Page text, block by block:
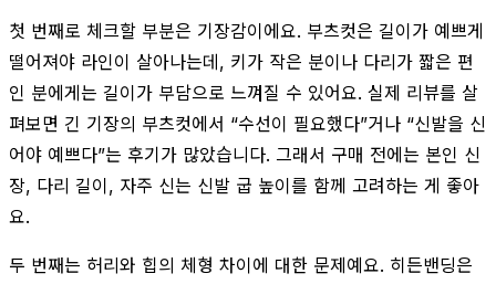
첫 번째로 체크할 부분은 기장감이에요. 부츠컷은 길이가 예쁘게
떨어져야 라인이 살아나는데, 키가 작은 분이나 다리가 짧은 편
인 분에게는 길이가 부담으로 느껴질 수 있어요. 실제 리뷰를 살
펴보면 긴 기장의 부츠컷에서 “수선이 필요했다”거나 “신발을 신
어야 예쁘다”는 후기가 많았습니다. 그래서 구매 전에는 본인 신
장, 다리 길이, 자주 신는 신발 굽 높이를 함께 고려하는 게 좋아
요.
두 번째는 허리와 힙의 체형 차이에 대한 문제예요. 히든밴딩은